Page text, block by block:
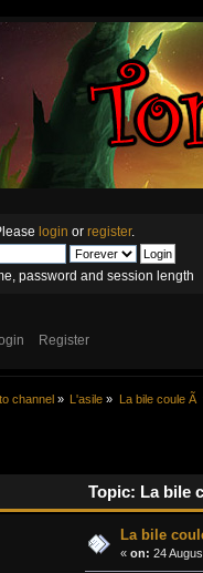
login or register.
password and session length
Register
channel» L'asile » La bile coule Ã
Topic: La bile
La bile
«on: 24